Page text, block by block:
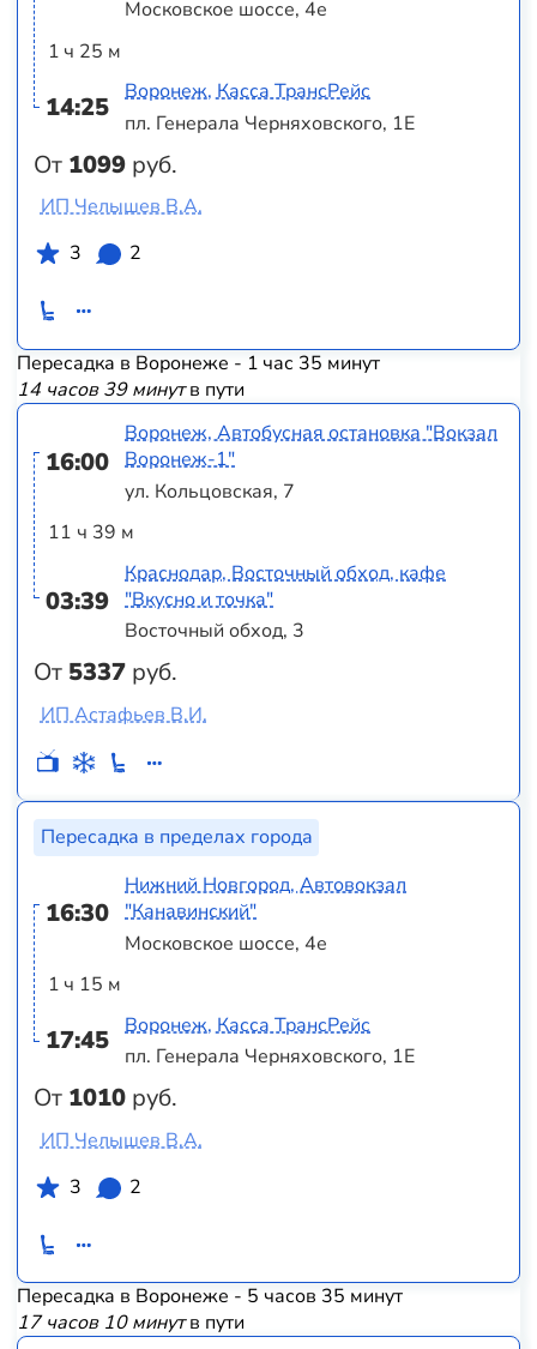
1 ч 25 м
14:25
От 1099 руб.
Московское шоссе, 4е
Воронеж, Касса ТрансРейс
пл. Генерала Черняховского, 1Е
ИП Челышев В.А.
3
2
Пересадка в Воронеже - 1 час 35 минут
14 часов 39 минутв пути
16:00
11 ч 39 м
03:39
От 5337 руб.
Воронеж, Автобусная остановка "Вокзал
Воронеж-1"
ул. Кольцовская, 7
Краснодар, Восточный обход, кафе
"Вкусно и точка"
Восточный обход, 3
ИП Астафьев В.И.
Пересадка в пределах города
16:30
1 ч 15 м
17:45
От 1010 руб.
Нижний Новгород, Автовокзал
"Канавинский"
Московское шоссе, 4е
Воронеж, Касса ТрансРейс
пл. Генерала Черняховского, 1Е
ИП Челышев В.А.
3
2
Пересадка в Воронеже - 5 часов 35 минут
17 часов 10 минутв пути